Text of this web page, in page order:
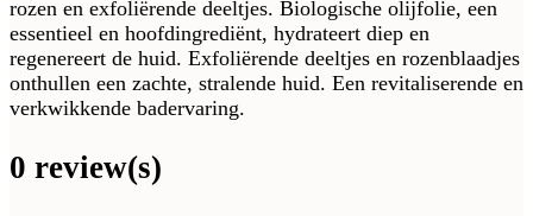
rozen en exfoliërende deeltjes. Biologische olijfolie, een
essentieel en hoofdingrediënt, hydrateert diep en
regenereert de huid. Exfoliërende deeltjes en rozenblaadjes
onthullen een zachte, stralende huid. Een revitaliserende en
verkwikkende badervaring.
0 review(s)